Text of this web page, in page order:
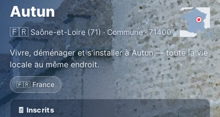
Autun
🇫🇷 Saône-et-Loire (71) · Commune · 71400
Vivre, déménager et s'installer à Autun — toute la vie
locale au même endroit.
🇫🇷 France
🧾 Inscrits